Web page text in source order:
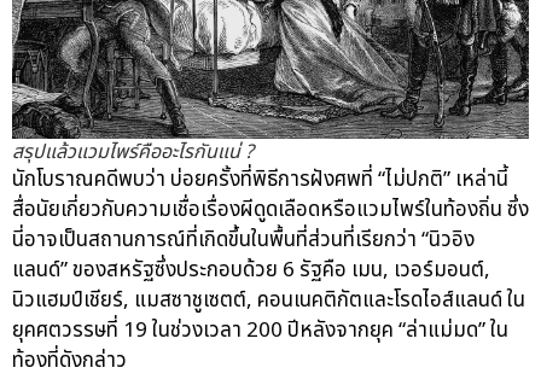
สรุปแล้วแวมไพร์คืออะไรกันแน่ ?
นักโบราณคดีพบว่า บ่อยครั้งที่พิธีการฝังศพที่ “ไม่ปกติ” เหล่านี้
สื่อนัยเกี่ยวกับความเชื่อเรื่องผีดูดเลือดหรือแวมไพร์ในท้องถิ่น ซึ่ง
นี่อาจเป็นสถานการณ์ที่เกิดขึ้นในพื้นที่ส่วนที่เรียกว่า “นิวอิง
แลนด์” ของสหรัฐซึ่งประกอบด้วย 6 รัฐคือ เมน, เวอร์มอนต์,
นิวแฮมป์เชียร์, แมสซาชูเซตต์, คอนเนคติกัตและโรดไอส์แลนด์ ใน
ยุคศตวรรษที่ 19 ในช่วงเวลา 200 ปีหลังจากยุค “ล่าแม่มด” ใน
ท้องที่ดังกล่าว